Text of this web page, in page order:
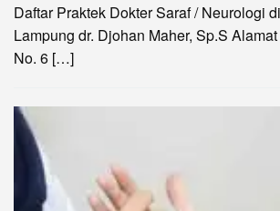
Daftar Praktek Dokter Saraf / Neurologi
Lampung dr. Djohan Maher, Sp.S
No. 6 […]